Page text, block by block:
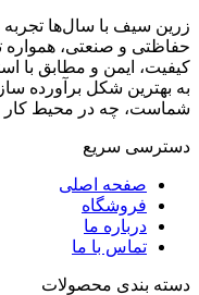
زرین سیف با سال‌ها تجربه
حفاظتی و صنعتی، همواره
کیفیت، ایمن و مطابق با
به بهترین شکل برآورده
شماست، چه در محیط کار
دسترسی سریع
صفحه اصلی
فروشگاه
درباره ما
تماس با ما
دسته بندی محصولات